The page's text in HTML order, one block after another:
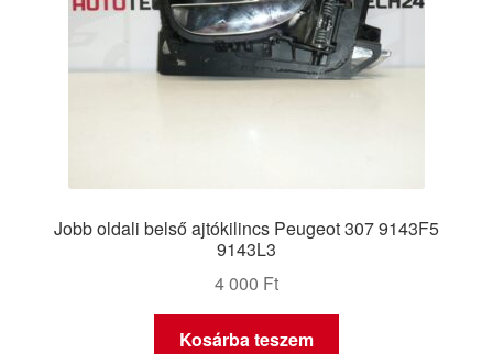
Jobb oldali belső ajtókilincs Peugeot 307 9143F5
9143L3
4 000 Ft
Kosárba teszem